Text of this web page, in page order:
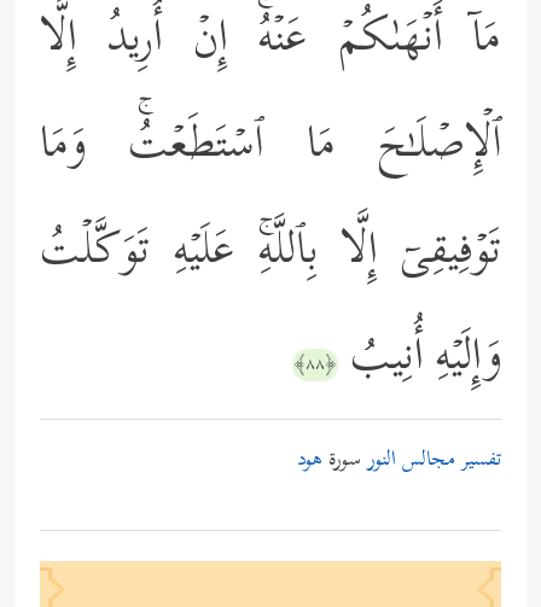
مَاۤ أَنۡهَىٰكُمۡ عَنۡهُۚ إِنۡ أُرِیدُ إِلَّا
ٱلۡإِصۡلَـٰحَ مَا ٱسۡتَطَعۡتُۚ وَمَا
تَوۡفِیقِیۤ إِلَّا بِٱللَّهِۚ عَلَیۡهِ تَوَكَّلۡتُ
وَإِلَیۡهِ أُنِیبُ ﴿٨٨﴾
تفسير مجالس النورسورة هود